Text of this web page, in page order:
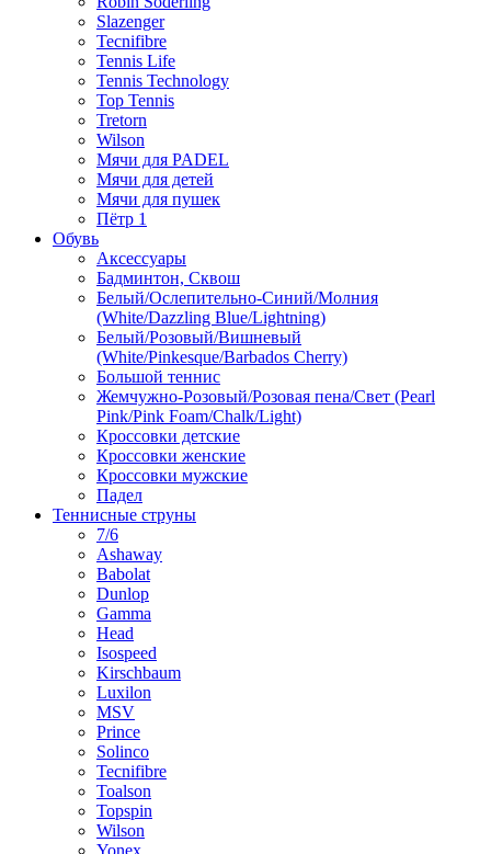
Slazenger
Tecnifibre
Tennis Life
Tennis Technology
Top Tennis
Tretorn
Wilson
Мячи для PADEL
Мячи для детей
Мячи для пушек
Пётр 1
Обувь
Аксессуары
Бадминтон, Сквош
Белый/Ослепительно-Синий/Молния
(White/Dazzling Blue/Lightning)
Белый/Розовый/Вишневый
(White/Pinkesque/Barbados Cherry)
Большой теннис
Жемчужно-Розовый/Розовая пена/Свет (Pearl
Pink/Pink Foam/Chalk/Light)
Кроссовки детские
Кроссовки женские
Кроссовки мужские
Падел
Теннисные струны
7/6
Ashaway
Babolat
Dunlop
Gamma
Head
Isospeed
Kirschbaum
Luxilon
MSV
Prince
Solinco
Tecnifibre
Toalson
Topspin
Wilson
Yonex